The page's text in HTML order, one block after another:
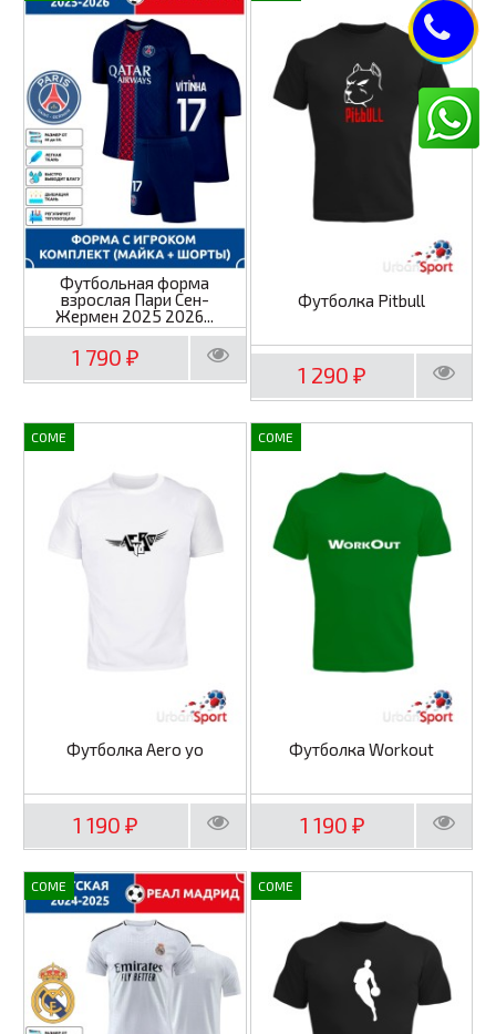
Футбольная форма
взрослая Пари Сен-
Жермен 2025 2026...
1 790₽
Футболка Pitbull
1 290₽
COME
Футболка Aero yo
1 190₽
COME
Футболка Workout
1 190 ₽
COME COME